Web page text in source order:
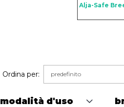
Alja-Safe
Ordina per:
modalità d'uso